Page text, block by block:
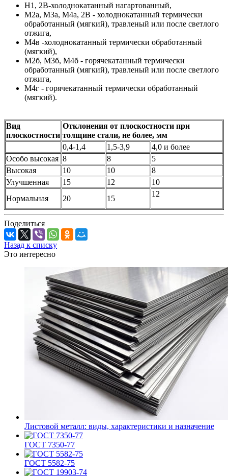
Н1, 2В-холоднокатанный нагартованный,
М2а, М3а, М4а, 2В - холоднокатанный термически
обработанный (мягкий), травленый или после светлого
отжига,
М4в -холоднокатанный термически обработанный
(мягкий),
М2б, М3б, М4б - горячекатанный термически
обработанный (мягкий), травленый или после светлого
отжига,
М4г - горячекатанный термически обработанный
(мягкий).
Вид
плоскостности
Отклонения от плоскостности при
толщине стали, не более, мм
0,4-1,4
1,5-3,9
4,0 и более
Особо высокая 8 8
5
Высокая
10 10
8
Улучшенная
15 12
10
Нормальная
20 15
12
Поделиться
Назад к списку
Это интересно
Листовой металл: виды, характеристики и назначение
ГОСТ 7350-77
ГОСТ 5582-75